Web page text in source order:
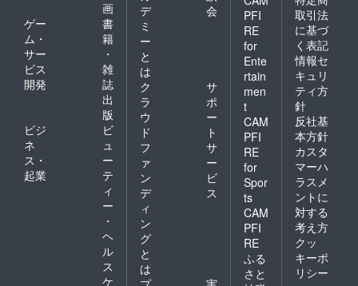
画
ゲー
ム・
サー
ビス
開発
書
籍
・
雑
誌
出
版
ビジ
ネ
ス・
起業
ビ
ュ
ー
テ
ィ
ー
・
ヘ
ル
ス
ケ
デ
ミ
ー
と
は
会
ク
ラ
ウ
ド
フ
ァ
ン
デ
ィ
ン
グ
と
は
サ
ポ
ー
ト
サ
ー
ビ
ス
PFI
RE
for
Ente
rtain
men
t
CAM
PFI
RE
for
Spor
ts
CAM
PFI
RE
ふる
さと
取引法
に基づ
く表記
情報セ
キュリ
ティ方
針
反社基
本方針
カスタ
マーハ
ラスメ
ントに
対する
考え方
クッ
キーポ
リシー